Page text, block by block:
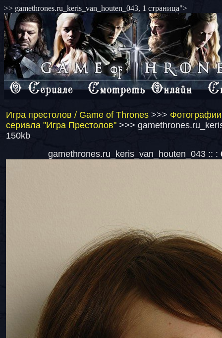
>> gamethrones.ru_keris_van_houten_043, 1 страница">
Игра престолов / Game of Thrones >>>
сериала "Игра Престолов" >>>
150kb
gamethrones.ru_keris_van_houten_043 :: :